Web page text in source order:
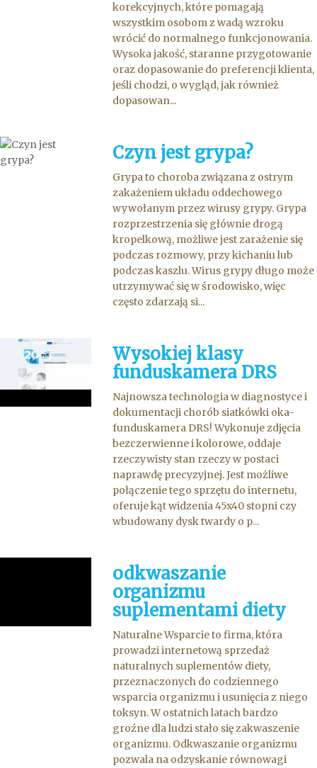
korekcyjnych, które pomagają
wszystkim osobom z wadą wzroku
wrócić do normalnego funkcjonowania.
Wysoka jakość, staranne przygotowanie
oraz dopasowanie do preferencji klienta,
jeśli chodzi, o wygląd, jak również
dopasowan...
Czyn jest grypa?
Grypa to choroba związana z ostrym
zakażeniem układu oddechowego
wywołanym przez wirusy grypy. Grypa
rozprzestrzenia się głównie drogą
kropelkową, możliwe jest zarażenie się
podczas rozmowy, przy kichaniu lub
podczas kaszlu. Wirus grypy długo może
utrzymywać się w środowisko, więc
często zdarzają si...
Wysokiej klasy
funduskamera DRS
Najnowsza technologia w diagnostyce i
dokumentacji chorób siatkówki oka-
funduskamera DRS! Wykonuje zdjęcia
bezczerwienne i kolorowe, oddaje
rzeczywisty stan rzeczy w postaci
naprawdę precyzyjnej. Jest możliwe
połączenie tego sprzętu do internetu,
oferuje kąt widzenia 45x40 stopni czy
wbudowany dysk twardy o p...
odkwaszanie
organizmu
suplementami diety
Naturalne Wsparcie to firma, która
prowadzi internetową sprzedaż
naturalnych suplementów diety,
przeznaczonych do codziennego
wsparcia organizmu i usunięcia z niego
toksyn. W ostatnich latach bardzo
groźne dla ludzi stało się zakwaszenie
organizmu. Odkwaszanie organizmu
pozwala na odzyskanie równowagi